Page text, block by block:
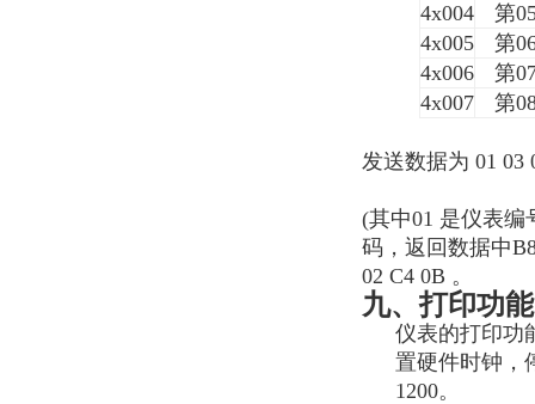
4x004
第
4x005
第
4x006
第
4x007
第
发送数据为 01 03
(其中01 是仪表编
码，返回数据中
02 C4 0B 。
九、打印功能
仪表的打印功
置硬件时钟，
1200。